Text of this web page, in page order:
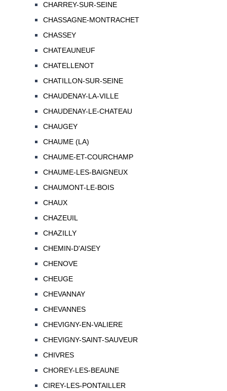
CHARREY-SUR-SEINE
CHASSAGNE-MONTRACHET
CHASSEY
CHATEAUNEUF
CHATELLENOT
CHATILLON-SUR-SEINE
CHAUDENAY-LA-VILLE
CHAUDENAY-LE-CHATEAU
CHAUGEY
CHAUME (LA)
CHAUME-ET-COURCHAMP
CHAUME-LES-BAIGNEUX
CHAUMONT-LE-BOIS
CHAUX
CHAZEUIL
CHAZILLY
CHEMIN-D'AISEY
CHENOVE
CHEUGE
CHEVANNAY
CHEVANNES
CHEVIGNY-EN-VALIERE
CHEVIGNY-SAINT-SAUVEUR
CHIVRES
CHOREY-LES-BEAUNE
CIREY-LES-PONTAILLER